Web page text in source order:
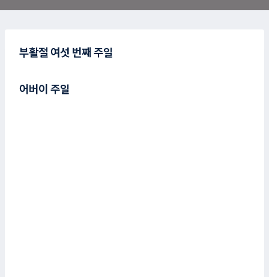
부활절 여섯 번째 주일
어버이 주일